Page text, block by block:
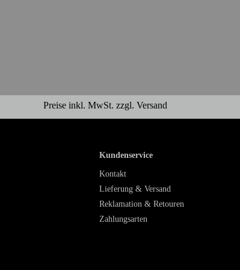
Preise inkl. MwSt. zzgl. Versand
Kundenservice
Kontakt
Lieferung & Versand
Reklamation & Retouren
Zahlungsarten